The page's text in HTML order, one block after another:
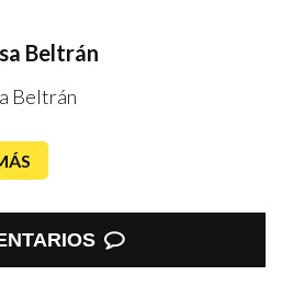
Beltrán
Beltrán